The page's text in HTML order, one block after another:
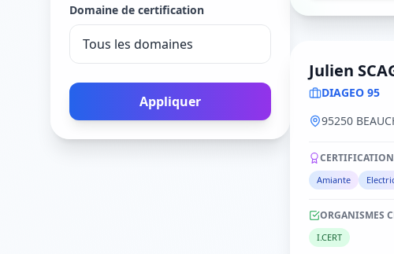
Domaine de certification
Appliquer
Julien
DIAGEO 95
95250
Amiante
ORGANISMES
I.CERT